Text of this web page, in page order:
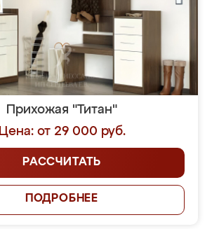
Прихожая "Титан"
Цена: от 29 000 руб.
РАССЧИТАТЬ
ПОДРОБНЕЕ